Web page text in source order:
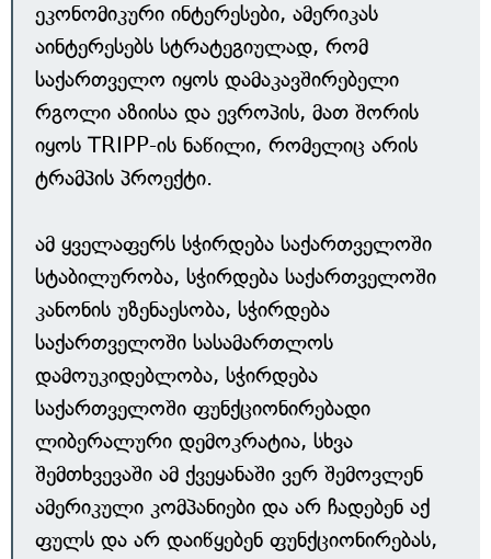
ეკონომიკური ინტერესები, ამერიკას
აინტერესებს სტრატეგიულად, რომ
საქართველო იყოს დამაკავშირებელი
რგოლი აზიისა და ევროპის, მათ შორის
იყოს TRIPP-ის ნაწილი, რომელიც არის
ტრამპის პროექტი.
ამ ყველაფერს სჭირდება საქართველოში
სტაბილურობა, სჭირდება საქართველოში
კანონის უზენაესობა, სჭირდება
საქართველოში სასამართლოს
დამოუკიდებლობა, სჭირდება
საქართველოში ფუნქციონირებადი
ლიბერალური დემოკრატია, სხვა
შემთხვევაში ამ ქვეყანაში ვერ შემოვლენ
ამერიკული კომპანიები და არ ჩადებენ აქ
ფულს და არ დაიწყებენ ფუნქციონირებას,